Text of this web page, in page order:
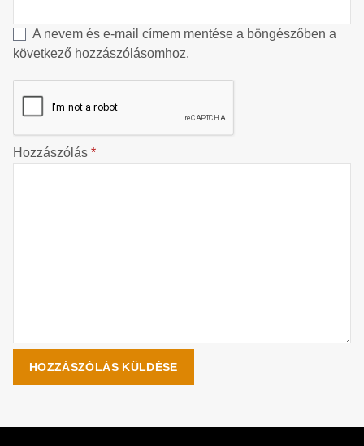
A nevem és e-mail címem mentése a böngészőben a
következő hozzászólásomhoz.
Hozzászólás *